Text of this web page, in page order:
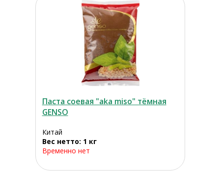
Паста соевая "aka miso" тёмная
GENSO
Китай
Вес нетто: 1 кг
Временно нет